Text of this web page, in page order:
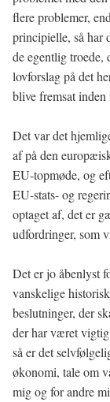
flere problemer,
principielle, så har
de egentlig
lovforslag på det
blive fremsat
Det var det
af på den
EU-topmøde, og
EU-stats- og
optaget af, det er
udfordringer, som
Det er jo åbenlyst
vanskelige
beslutninger, der
der har været
så er det
økonomi, tale om
mig og for andre